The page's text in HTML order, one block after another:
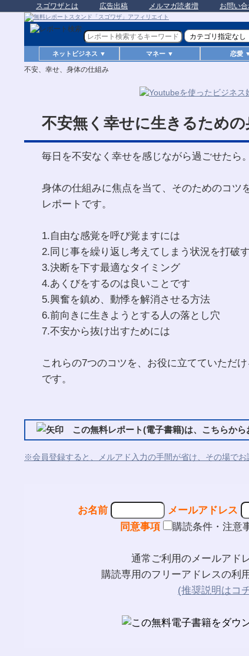
スゴワザとは 広告出稿 メルマガ読者増 お問い
ネットビジネス ▼ マネー ▼ 恋愛
不安、幸せ、身体の仕組み
不安無く幸せに生きるため
毎日を不安なく幸せを感じながら過ごせたら。
身体の仕組みに焦点を当て、そのためのコツ
レポートです。
1.自由な感覚を呼び覚ますには
2.同じ事を繰り返し考えてしまう状況を打破
3.決断を下す最適なタイミング
4.あくびをするのは良いことです
5.興奮を鎮め、動悸を解消させる方法
6.前向きに生きようとする人の落とし穴
7.不安から抜け出すためには
これらの7つのコツを、お役に立てていただ
です。
この無料レポート(電子書籍)は、こちらから
※会員登録すると、メルアド入力の手間が省け、その場でお
お名前
メールアドレス
同意事項
購読条件・注意
通常ご利用のメールアド
購読専用のフリーアドレスの利
(推奨説明はコ